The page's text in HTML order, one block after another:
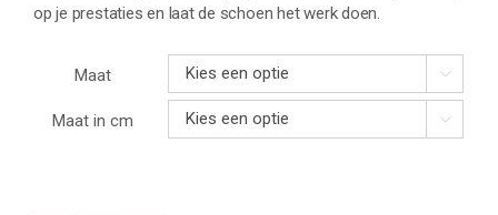
op je prestaties en laat de schoen het werk doen.
Maat 
Maat in cm 